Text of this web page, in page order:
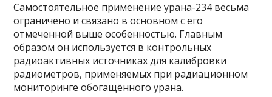
Самостоятельное применение урана-234 весьма
ограничено и связано в основном с его
отмеченной выше особенностью. Главным
образом он используется в контрольных
радиоактивных источниках для калибровки
радиометров, применяемых при радиационном
мониторинге обогащённого урана.